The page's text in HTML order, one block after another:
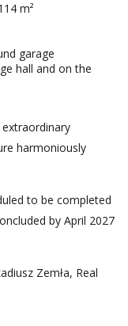
m²
garage
hall and on the
harmoniously
to be completed
by April 2027
Zemła, Real